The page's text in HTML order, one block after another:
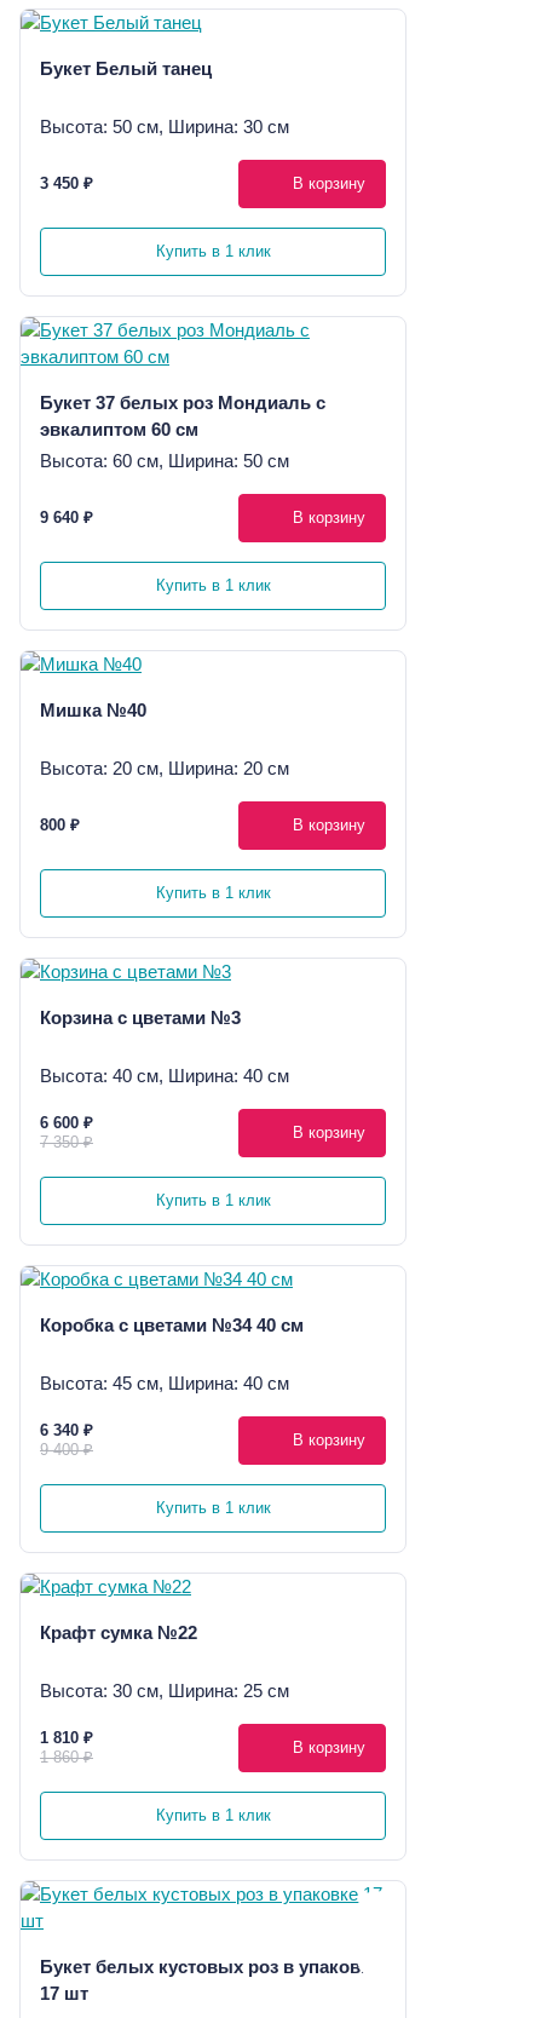
Букет Белый танец
Высота: 50 см, Ширина: 30 см
3 450 ₽ В корзину
Купить в 1 клик
Букет 37 белых роз Мондиаль с
эвкалиптом 60 см
Высота: 60 см, Ширина: 50 см
9 640 ₽ В корзину
Купить в 1 клик
Мишка №40
Высота: 20 см, Ширина: 20 см
800 ₽ В корзину
Купить в 1 клик
Корзина с цветами №3
Высота: 40 см, Ширина: 40 см
6 600 ₽
7 350 ₽
В корзину
Купить в 1 клик
Коробка с цветами №34 40 см
Высота: 45 см, Ширина: 40 см
6 340 ₽
9 400 ₽
В корзину
Купить в 1 клик
Крафт сумка №22
Высота: 30 см, Ширина: 25 см
1 810 ₽
1 860 ₽
В корзину
Купить в 1 клик
Букет белых кустовых роз в упаковке
17 шт